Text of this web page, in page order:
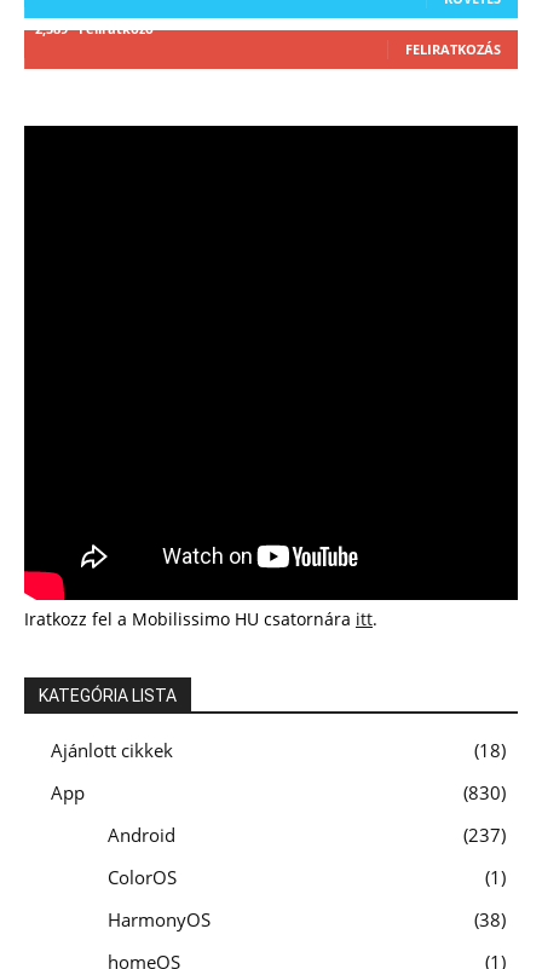
2,589 Feliratkozó
FELIRATKOZÁS
Iratkozz fel a Mobilissimo HU csatornára itt.
KATEGÓRIA LISTA
Ajánlott cikkek
18
App
830
Android
237
ColorOS
1
HarmonyOS
38
homeOS
1